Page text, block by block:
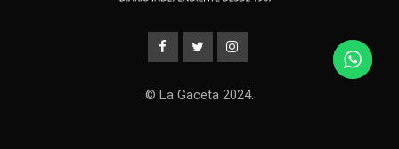
© La Gaceta 2024.